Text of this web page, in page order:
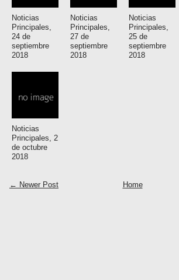
Noticias
Principales,
24 de
septiembre
2018
Noticias
Principales,
27 de
septiembre
2018
Noticias
Principales,
25 de
septiembre
2018
Noticias
Principales, 2
de octubre
2018
← Newer Post Home